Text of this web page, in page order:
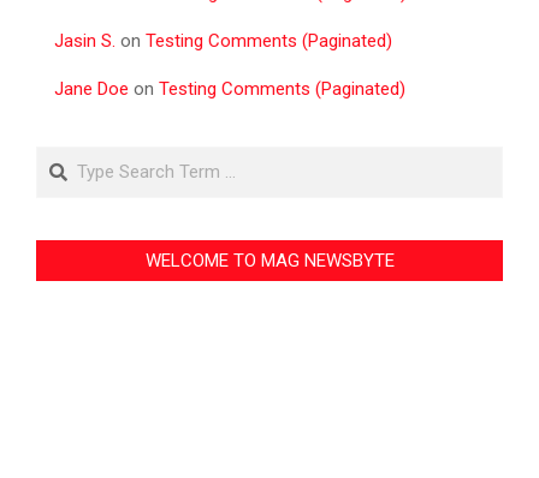
Jasin S. on Testing Comments (Paginated)
Jane Doe on Testing Comments (Paginated)
Search
WELCOME TO MAG NEWSBYTE